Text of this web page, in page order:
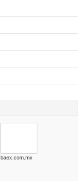
baex.com.mx